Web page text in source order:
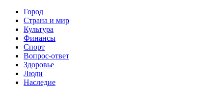
Город
Страна и мир
Культура
Финансы
Спорт
Вопрос-ответ
Здоровье
Люди
Наследие